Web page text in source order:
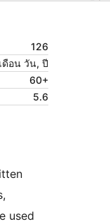
126
เดือน วัน, ปี
60+
5.6
used